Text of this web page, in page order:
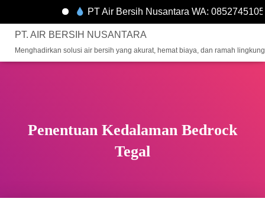
PT Air Bersih Nusantara WA:
PT. AIR BERSIH NUSANTARA
Menghadirkan solusi air bersih yang akurat, hemat biaya, dan ramah
Penentuan Kedalaman Bedrock
Tegal